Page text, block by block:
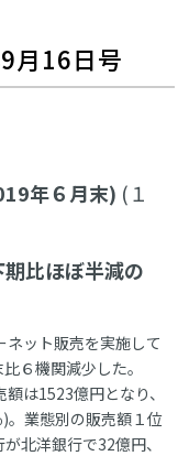
月16日号
年６月末) (１
比ほぼ半減の
ット販売を実施して
６機関減少した。
は1523億円となり、
業態別の販売額１位
北洋銀行で32億円、